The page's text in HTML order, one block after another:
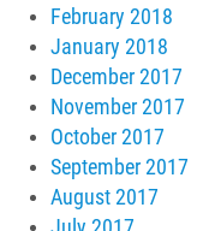
February 2018
January 2018
December 2017
November 2017
October 2017
September 2017
August 2017